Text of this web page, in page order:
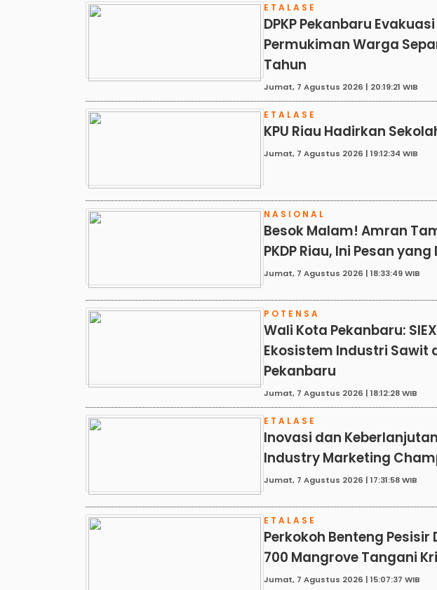
ETALASE
DPKP Pekanbaru
Permukiman Warga
Tahun
Jumat, 7 Agustus 2026 | 20:19:21 WIB
ETALASE
KPU Riau Hadirkan
Jumat, 7 Agustus 2026 | 19:12:34 WIB
NASIONAL
Besok Malam! Amran
PKDP Riau, Ini Pesan
Jumat, 7 Agustus 2026 | 18:33:49 WIB
POTENSA
Wali Kota Pekanbaru:
Ekosistem Industri Sawit
Pekanbaru
Jumat, 7 Agustus 2026 | 18:12:28 WIB
ETALASE
Inovasi dan
Industry Marketing
Jumat, 7 Agustus 2026 | 17:31:58 WIB
ETALASE
Perkokoh Benteng Pesisir
700 Mangrove Tangani
Jumat, 7 Agustus 2026 | 15:07:37 WIB